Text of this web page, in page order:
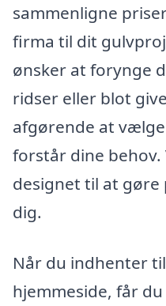
sammenligne
firma til dit
ønsker at forynge
ridser eller blot
afgørende at
forstår dine behov.
designet til at gøre
dig.
Når du indhenter
hjemmeside, får